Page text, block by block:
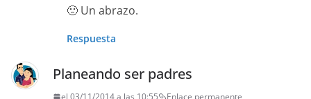
🙁 Un abrazo.
Respuesta
Planeando ser padres
el 03/11/2014 a las 10:55 Enlace permanente